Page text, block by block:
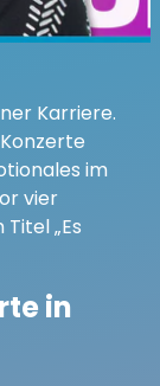
Karriere.
im
vier
„Es
in